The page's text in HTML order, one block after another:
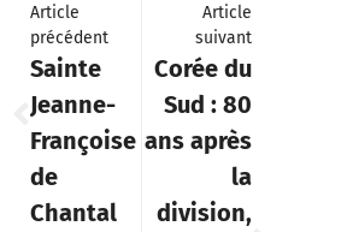
Article
précédent
Sainte
Jeanne-
Françoise
de
Chantal
Article
suivant
Corée du
Sud : 80
ans après
la
division,